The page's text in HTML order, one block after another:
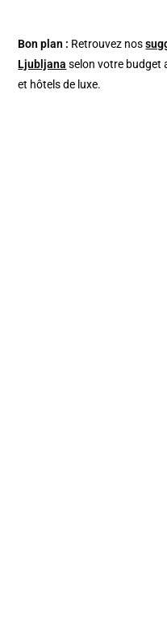
Bon plan : Retrouvez nos
Ljubljana selon votre budget
et hôtels de luxe.